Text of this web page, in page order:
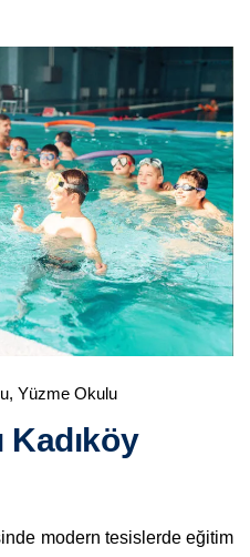
, Yüzme Okulu
Kadıköy
modern tesislerde eğitim